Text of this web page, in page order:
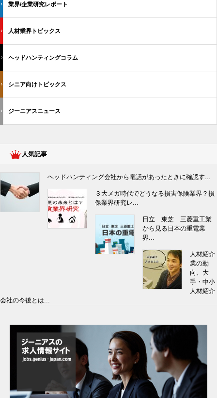
業界/企業研究レポート
人材業界トピックス
ヘッドハンティングコラム
シニア向けトピックス
ジーニアスニュース
人気記事
ヘッドハンティング会社から電話があったときに確認す...
３大メガ時代でどうなる損害保険業界？損
保業界研究レ...
日立 東芝 三菱重工業
から見る日本の重電業
界...
人材紹介
業の動
向、大
手・中小
人材紹介
会社の今後とは...